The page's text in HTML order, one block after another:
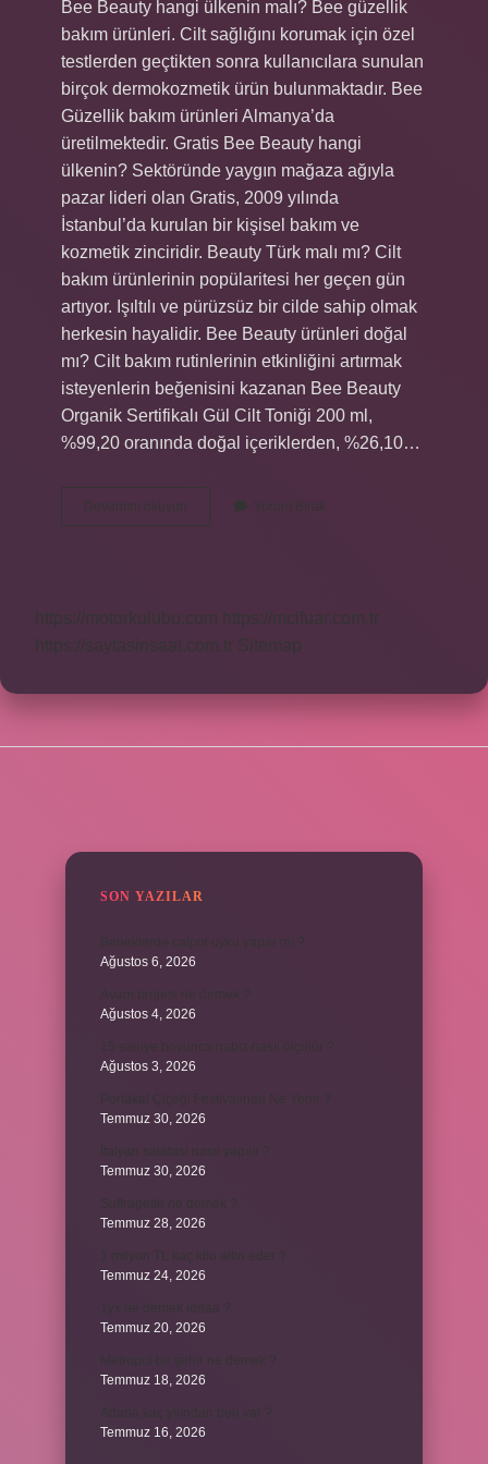
Bee Beauty hangi ülkenin malı? Bee güzellik
bakım ürünleri. Cilt sağlığını korumak için özel
testlerden geçtikten sonra kullanıcılara sunulan
birçok dermokozmetik ürün bulunmaktadır. Bee
Güzellik bakım ürünleri Almanya’da
üretilmektedir. Gratis Bee Beauty hangi
ülkenin? Sektöründe yaygın mağaza ağıyla
pazar lideri olan Gratis, 2009 yılında
İstanbul’da kurulan bir kişisel bakım ve
kozmetik zinciridir. Beauty Türk malı mı? Cilt
bakım ürünlerinin popülaritesi her geçen gün
artıyor. Işıltılı ve pürüzsüz bir cilde sahip olmak
herkesin hayalidir. Bee Beauty ürünleri doğal
mı? Cilt bakım rutinlerinin etkinliğini artırmak
isteyenlerin beğenisini kazanan Bee Beauty
Organik Sertifikalı Gül Cilt Toniği 200 ml,
%99,20 oranında doğal içeriklerden, %26,10…
Devamını okuyun
Beauty
Yorum Bırak
https://motorkulubu.com
https://mcifuar.com.tr
https://saytasinsaat.com.tr Sitemap
SON YAZILAR
Bebeklerde calpol uyku yapar mı ?
Ağustos 6, 2026
Ağustos 4, 2026
Ağustos 3, 2026
Temmuz 30, 2026
Temmuz 30, 2026
Temmuz 28, 2026
Temmuz 24, 2026
Temmuz 20, 2026
Temmuz 18, 2026
Temmuz 16, 2026